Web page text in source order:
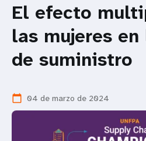
El efecto
las mujeres
de suministro
calendar_today 04 de marzo de 2024